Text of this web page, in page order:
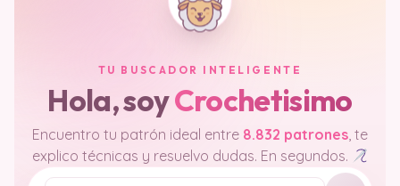
TU BUSCADOR INTELIGENTE
Hola, soyCrochetisimo
Encuentro tu patrón ideal entre 8.832 patrones, te
explico técnicas y resuelvo dudas. En segundos.